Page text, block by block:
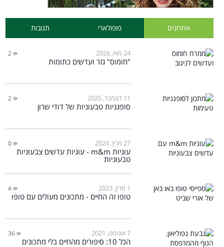
אחרונים פופולארי תגובות
24 מאי, 2026 2
"חומוס" גזר ועדשים כתומות
11 דצמבר, 2025 2
סופגניות טבעוניות של דודי שרון
27 מרץ, 2024 0
עוגיות m&m - עוגיות עדשים צבעוניות
טבעוניות
1 מרץ, 2023 4
טופו זה החיים - מתכונים מעולים עם טופו
7 אוגוסט, 2021 36
הכל 10: סיפורים מהחיים בלי מתכונים